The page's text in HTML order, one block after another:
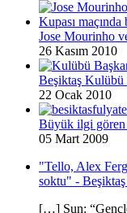
Jose Mourinho
26 Kasım 2010
Beşiktaş
22 Ocak 2010
Büyük ilgi
05 Mart 2009
"Tello, Alex
soktu" - Beşiktaş
[…] Sun: